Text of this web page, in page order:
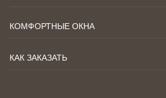
КОМФОРТНЫЕ ОКНА
КАК ЗАКАЗАТЬ